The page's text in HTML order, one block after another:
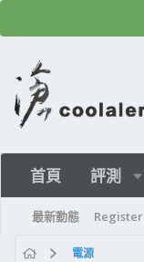
首頁 評測
最新動態 Register
電源